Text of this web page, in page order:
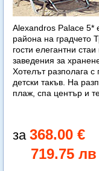
Alexandros Palace 5*
района на градчето
гости елегантни
заведения за
Хотелът разполага
детски такъв. На
плаж, спа център и
368.00 €
719.75 лв